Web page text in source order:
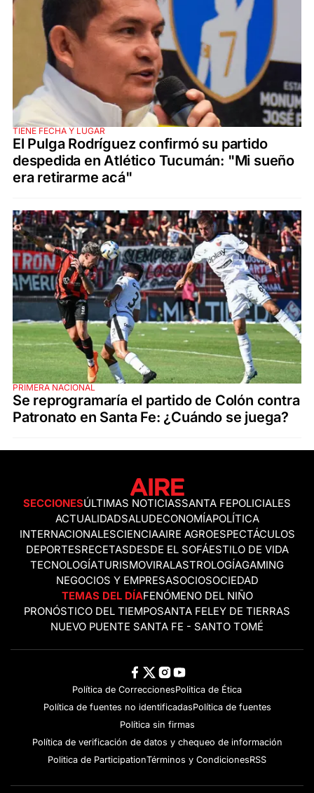
TIENE FECHA Y LUGAR
El Pulga Rodríguez confirmó su partido
despedida en Atlético Tucumán: "Mi sueño
era retirarme acá"
PRIMERA NACIONAL
Se reprogramaría el partido de Colón contra
Patronato en Santa Fe: ¿Cuándo se juega?
SECCIONESÚLTIMAS NOTICIASSANTA FEPOLICIALES
ACTUALIDADSALUDECONOMÍAPOLÍTICA
INTERNACIONALESCIENCIAAIRE AGROESPECTÁCULOS
DEPORTESRECETASDESDE EL SOFÁESTILO DE VIDA
TECNOLOGÍATURISMOVIRALASTROLOGÍAGAMING
NEGOCIOS Y EMPRESASOCIOSOCIEDAD
TEMAS DEL DÍAFENÓMENO DEL NIÑO
PRONÓSTICO DEL TIEMPOSANTA FELEY DE TIERRAS
NUEVO PUENTE SANTA FE - SANTO TOMÉ
Política de CorreccionesPolitica de Ética
Política de fuentes no identificadasPolítica de fuentes
Política sin firmas
Política de verificación de datos y chequeo de información
Politica de ParticipationTérminos y CondicionesRSS